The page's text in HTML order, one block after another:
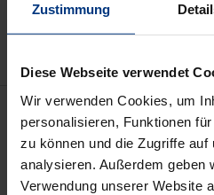
Zustimmung
Diese Webseite verwendet
Wir verwenden Cookies, um
personalisieren, Funktionen
zu können und die Zugriffe auf
analysieren. Außerdem geben
Verwendung unserer Website
Delivery cost notice
Description
Die Studie leistet einen
die Frage nach Qualität und